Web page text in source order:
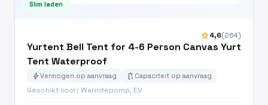
Slim laden
star4,6(264)
Yurtent Bell Tent for 4-6 Person Canvas Yurt
Tent Waterproof
boltVermogen op aanvraag battery_charging_full Capaciteit op aanvraag
Geschikt voor: Warmtepomp, EV